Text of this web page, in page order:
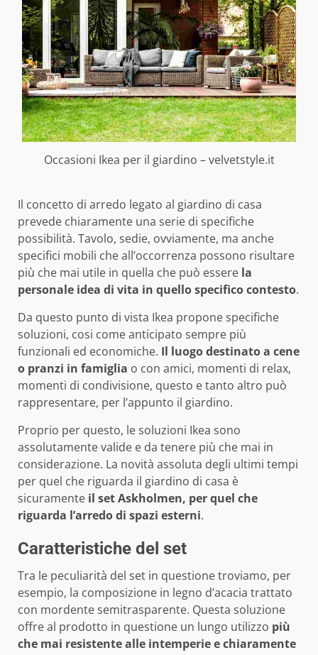
Occasioni Ikea per il giardino – velvetstyle.it
Il concetto di arredo legato al giardino di casa
prevede chiaramente una serie di specifiche
possibilità. Tavolo, sedie, ovviamente, ma anche
specifici mobili che all’occorrenza possono risultare
più che mai utile in quella che può essere la
personale idea di vita in quello specifico contesto.
Da questo punto di vista Ikea propone specifiche
soluzioni, cosi come anticipato sempre più
funzionali ed economiche. Il luogo destinato a cene
o pranzi in famiglia o con amici, momenti di relax,
momenti di condivisione, questo e tanto altro può
rappresentare, per l’appunto il giardino.
Proprio per questo, le soluzioni Ikea sono
assolutamente valide e da tenere più che mai in
considerazione. La novità assoluta degli ultimi tempi
per quel che riguarda il giardino di casa è
sicuramente il set Askholmen, per quel che
riguarda l’arredo di spazi esterni.
Caratteristiche del set
Tra le peculiarità del set in questione troviamo, per
esempio, la composizione in legno d’acacia trattato
con mordente semitrasparente. Questa soluzione
offre al prodotto in questione un lungo utilizzo più
che mai resistente alle intemperie e chiaramente